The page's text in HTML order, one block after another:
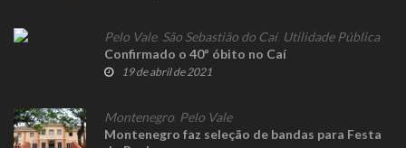
Pelo Vale, São Sebastião do Caí, Utilidade Pública
Confirmado o 40º óbito no Caí
19 de abril de 2021
Montenegro Pelo Vale
Montenegro faz seleção de bandas para Festa